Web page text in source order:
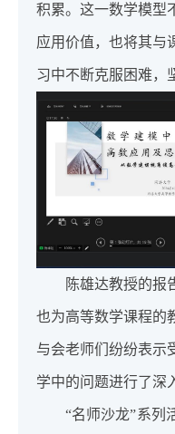
积累。这一数学模型
应用价值，也将其与
习中不断克服困难，
陈雄达教授的报
也为高等数学课程的
与会老师们纷纷表示
学中的问题进行了深
“名师沙龙”系列